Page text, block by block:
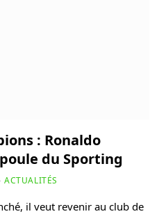
: Ronaldo
du Sporting
ACTUALITÉS
il veut revenir au club de